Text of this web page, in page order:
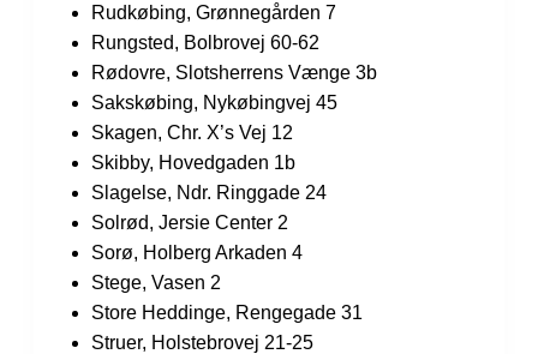
Rudkøbing, Grønnegården 7
Rungsted, Bolbrovej 60-62
Rødovre, Slotsherrens Vænge 3b
Sakskøbing, Nykøbingvej 45
Skagen, Chr. X’s Vej 12
Skibby, Hovedgaden 1b
Slagelse, Ndr. Ringgade 24
Solrød, Jersie Center 2
Sorø, Holberg Arkaden 4
Stege, Vasen 2
Store Heddinge, Rengegade 31
Struer, Holstebrovej 21-25